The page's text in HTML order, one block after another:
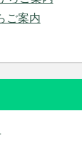
ご案内